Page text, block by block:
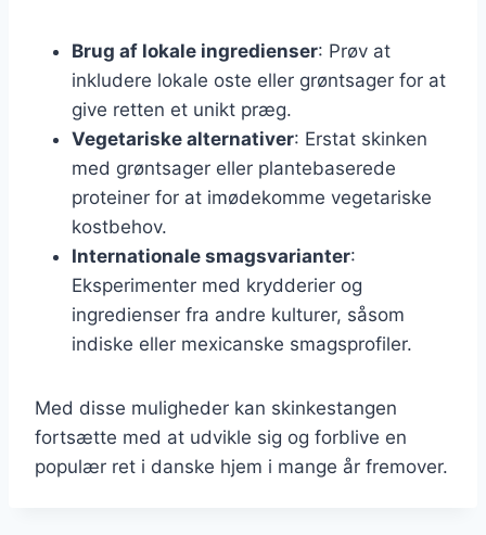
Brug af lokale ingredienser: Prøv at
inkludere lokale oste eller grøntsager for at
give retten et unikt præg.
Vegetariske alternativer: Erstat skinken
med grøntsager eller plantebaserede
proteiner for at imødekomme vegetariske
kostbehov.
Internationale smagsvarianter:
Eksperimenter med krydderier og
ingredienser fra andre kulturer, såsom
indiske eller mexicanske smagsprofiler.
Med disse muligheder kan skinkestangen
fortsætte med at udvikle sig og forblive en
populær ret i danske hjem i mange år fremover.